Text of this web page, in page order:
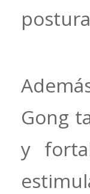
Gong
y